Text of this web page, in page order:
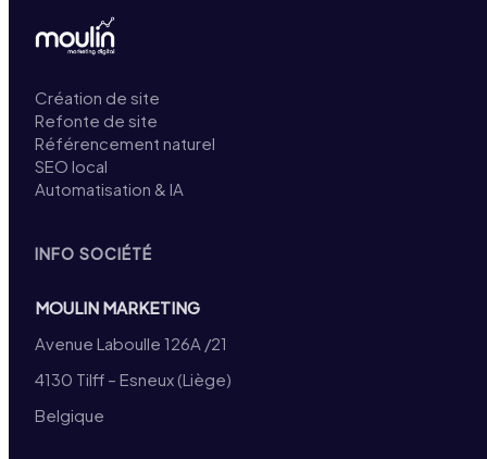
Création de site
Refonte de site
Référencement naturel
SEO local
Automatisation & IA
INFO SOCIÉTÉ
MOULIN MARKETING
Avenue Laboulle 126A /21
4130 Tilff – Esneux (Liège)
Belgique